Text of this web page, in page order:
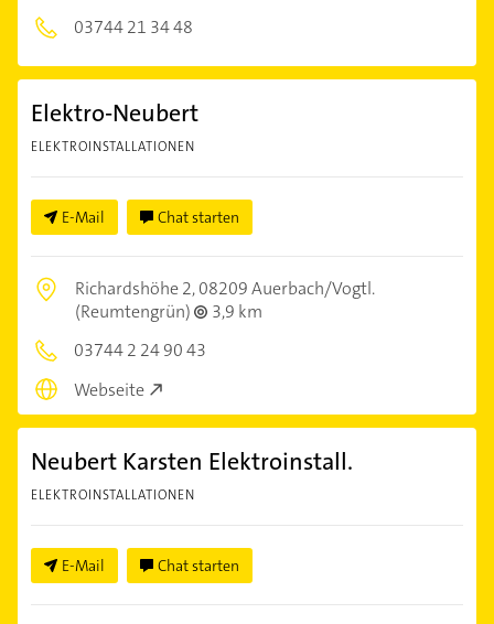
03744 21 34 48
Elektro-Neubert
ELEKTROINSTALLATIONEN
E-Mail Chat starten
Richardshöhe 2,08209 Auerbach/Vogtl.
(Reumtengrün)
3,9 km
03744 2 24 90 43
Webseite
Neubert Karsten Elektroinstall.
ELEKTROINSTALLATIONEN
E-Mail Chat starten